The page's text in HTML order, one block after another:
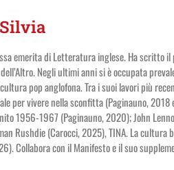
emerita di Letteratura inglese. Ha scritto
Negli ultimi anni si è occupata
pop anglofona. Tra i suoi lavori più
per vivere nella sconfitta (Paginauno,
1956-1967 (Paginauno, 2020); John
Rushdie (Carocci, 2025), TINA. La
Collabora con il Manifesto e il suo